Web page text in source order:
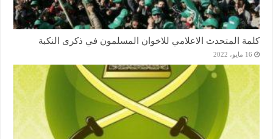
كلمة المتحدث الاعلامي للاخوان المسلمون في ذكرى النكبة
16 مايو، 2022